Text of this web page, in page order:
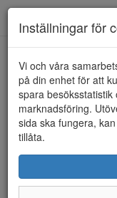
HEM DANIELRAY
Inställningar för
Vi och våra
på din enhet för att
spara
marknadsföring.
sida ska fungera,
tillåta.